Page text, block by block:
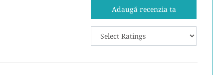
Adaugă recenzia ta